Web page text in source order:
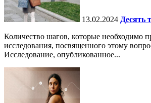
13.02.2024 Десять
Количество шагов, которые необходимо
исследования, посвященного этому
Исследование, опубликованное...